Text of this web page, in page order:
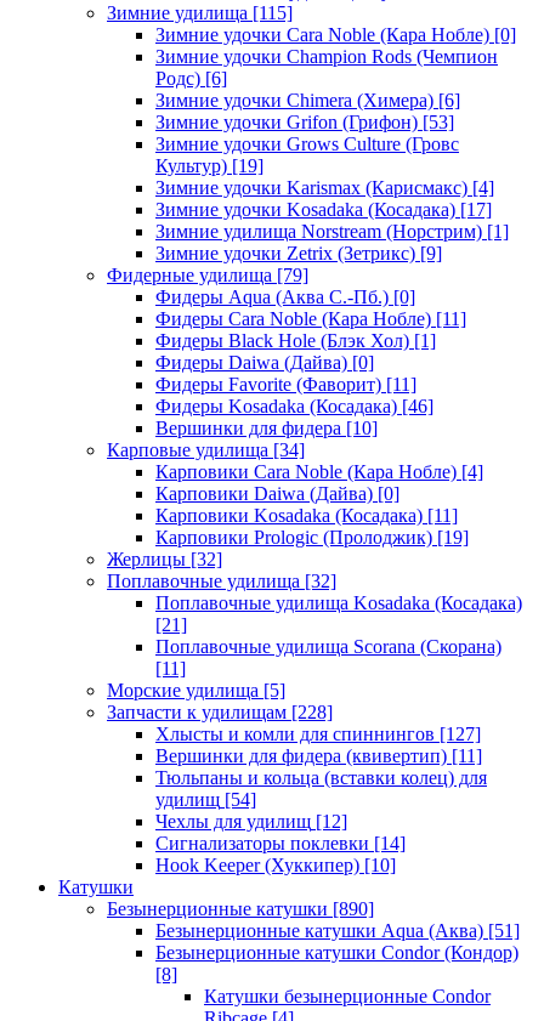
Зимние удилища [115]
Зимние удочки Cara Noble (Кара Нобле) [0]
Зимние удочки Champion Rods (Чемпион
Родс) [6]
Зимние удочки Chimera (Химера) [6]
Зимние удочки Grifon (Грифон) [53]
Зимние удочки Grows Culture (Гровс
Культур) [19]
Зимние удочки Karismax (Карисмакс) [4]
Зимние удочки Kosadaka (Косадака) [17]
Зимние удилища Norstream (Норстрим) [1]
Зимние удочки Zetrix (Зетрикс) [9]
Фидерные удилища [79]
Фидеры Aqua (Аква С.-Пб.) [0]
Фидеры Cara Noble (Кара Нобле) [11]
Фидеры Black Hole (Блэк Хол) [1]
Фидеры Daiwa (Дайва) [0]
Фидеры Favorite (Фаворит) [11]
Фидеры Kosadaka (Косадака) [46]
Вершинки для фидера [10]
Карповые удилища [34]
Карповики Cara Noble (Кара Нобле) [4]
Карповики Daiwa (Дайва) [0]
Карповики Kosadaka (Косадака) [11]
Карповики Prologic (Пролоджик) [19]
Жерлицы [32]
Поплавочные удилища [32]
Поплавочные удилища Kosadaka (Косадака)
[21]
Поплавочные удилища Scorana (Скорана)
[11]
Морские удилища [5]
Запчасти к удилищам [228]
Хлысты и комли для спиннингов [127]
Вершинки для фидера (квивертип) [11]
Тюльпаны и кольца (вставки колец) для
удилищ [54]
Чехлы для удилищ [12]
Сигнализаторы поклевки [14]
Hook Keeper (Хуккипер) [10]
Катушки
Безынерционные катушки [890]
Безынерционные катушки Aqua (Аква) [51]
Безынерционные катушки Condor (Кондор)
[8]
Катушки безынерционные Condor